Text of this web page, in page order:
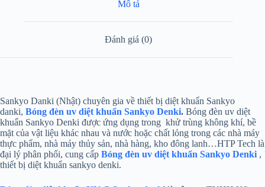
Mô tả
Đánh giá (0)
Sankyo Danki (Nhật) chuyên gia về thiết bị diệt khuẩn Sankyo
danki, Bóng đèn uv diệt khuẩn Sankyo Denki. Bóng đèn uv diệt
khuẩn Sankyo Denki được ứng dụng trong khử trùng không khí, bề
mặt của vật liệu khác nhau và nước hoặc chất lỏng trong các nhà máy
thực phẩm, nhà máy thủy sản, nhà hàng, kho đông lanh…HTP Tech là
đại lý phân phối, cung cấp Bóng đèn uv diệt khuẩn Sankyo Denki ,
thiết bị diệt khuẩn sankyo denki.